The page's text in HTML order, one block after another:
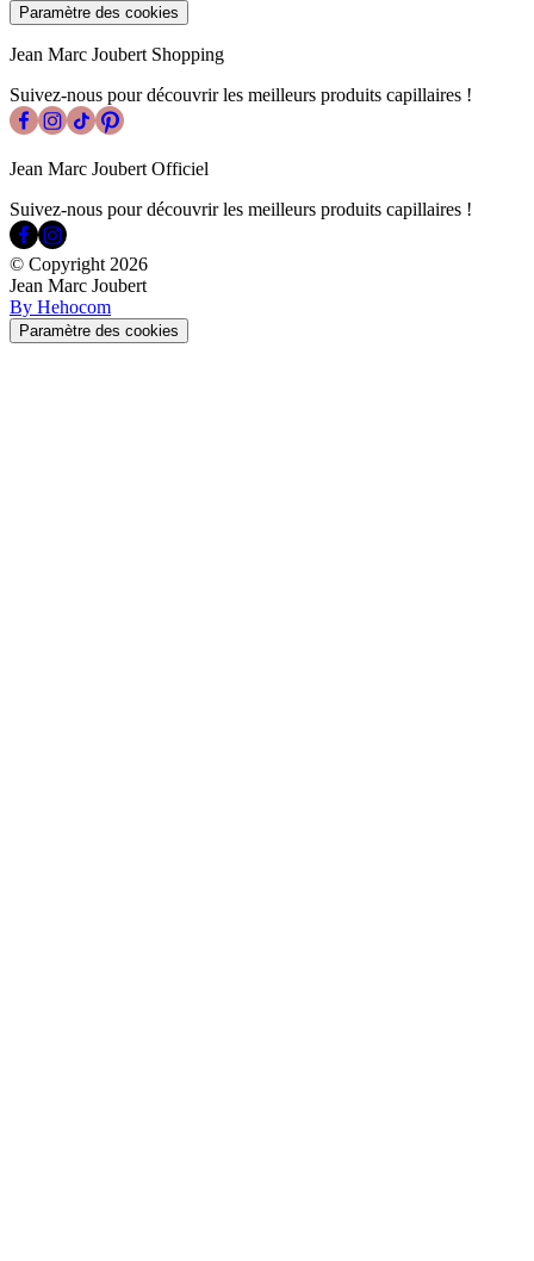
Paramètre des cookies
Jean Marc Joubert Shopping
Suivez-nous pour découvrir les meilleurs produits capillaires !
Jean Marc Joubert Officiel
Suivez-nous pour découvrir les meilleurs produits capillaires !
© Copyright 2026
Jean Marc Joubert
By Hehocom
Paramètre des cookies